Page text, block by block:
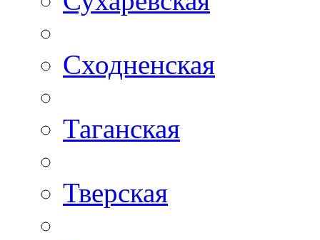
Сходненская
Таганская
Тверская